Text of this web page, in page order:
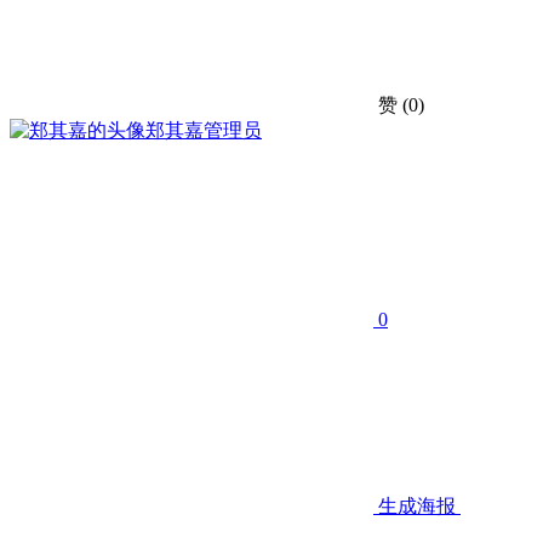
赞 (0)
郑其嘉管理员
0
生成海报